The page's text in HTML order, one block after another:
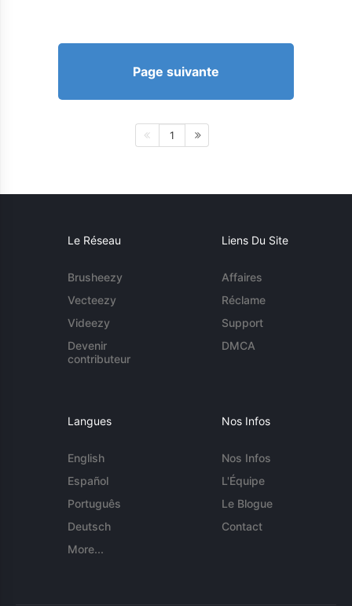
Page suivante
1
Le Réseau
Brusheezy
Vecteezy
Videezy
Devenir
contributeur
Liens Du Site
Affaires
Réclame
Support
DMCA
Langues
English
Español
Português
Deutsch
More...
Nos Infos
Nos Infos
L'Équipe
Le Blogue
Contact